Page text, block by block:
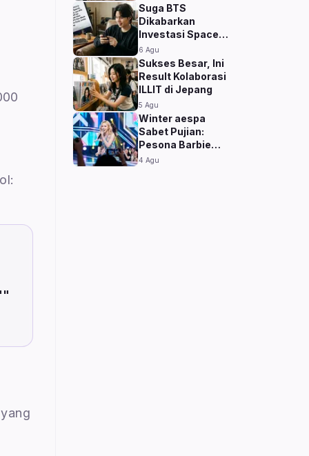
"
Suga BTS
Dikabarkan
Investasi SpaceX
Sebelum IPO
6 Agu
Sukses Besar, Ini
Result Kolaborasi
ILLIT di Jepang
5 Agu
Winter aespa
Sabet Pujian:
Pesona Barbie
Hidup yang Viral
4 Agu